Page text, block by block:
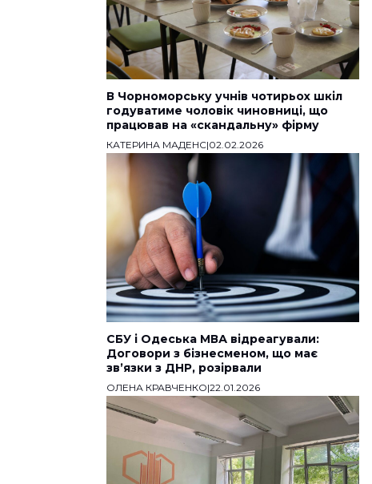
В Чорноморську учнів чотирьох шкіл
годуватиме чоловік чиновниці, що
працював на «скандальну» фірму
КАТЕРИНА МАДЕНС|02.02.2026
СБУ і Одеська МВА відреагували:
Договори з бізнесменом, що має
звʼязки з ДНР, розірвали
ОЛЕНА КРАВЧЕНКО|22.01.2026